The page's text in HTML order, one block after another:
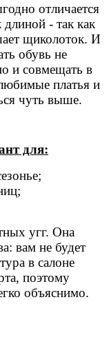
отличается
длиной - так как
щиколоток. И
обувь не
и совмещать в
платья и
чуть выше.
для:
угг. Она
вам не будет
в салоне
поэтому
объяснимо.